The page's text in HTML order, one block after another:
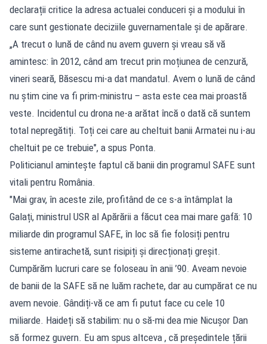
declarații critice la adresa actualei conduceri și a modului în
care sunt gestionate deciziile guvernamentale și de apărare.
„A trecut o lună de când nu avem guvern și vreau să vă
amintesc: în 2012, când am trecut prin moțiunea de cenzură,
vineri seară, Băsescu mi-a dat mandatul. Avem o lună de când
nu știm cine va fi prim-ministru – asta este cea mai proastă
veste. Incidentul cu drona ne-a arătat încă o dată că suntem
total nepregătiți. Toți cei care au cheltuit banii Armatei nu i-au
cheltuit pe ce trebuie", a spus Ponta.
Politicianul amintește faptul că banii din programul SAFE sunt
vitali pentru România.
"Mai grav, în aceste zile, profitând de ce s-a întâmplat la
Galați, ministrul USR al Apărării a făcut cea mai mare gafă: 10
miliarde din programul SAFE, în loc să fie folosiți pentru
sisteme antirachetă, sunt risipiți și direcționați greșit.
Cumpărăm lucruri care se foloseau în anii ’90. Aveam nevoie
de banii de la SAFE să ne luăm rachete, dar au cumpărat ce nu
avem nevoie. Gândiți-vă ce am fi putut face cu cele 10
miliarde. Haideți să stabilim: nu o să-mi dea mie Nicușor Dan
să formez guvern. Eu am spus altceva , că președintele țării